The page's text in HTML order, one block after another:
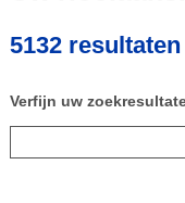
5132 resultaten
Verfijn uw